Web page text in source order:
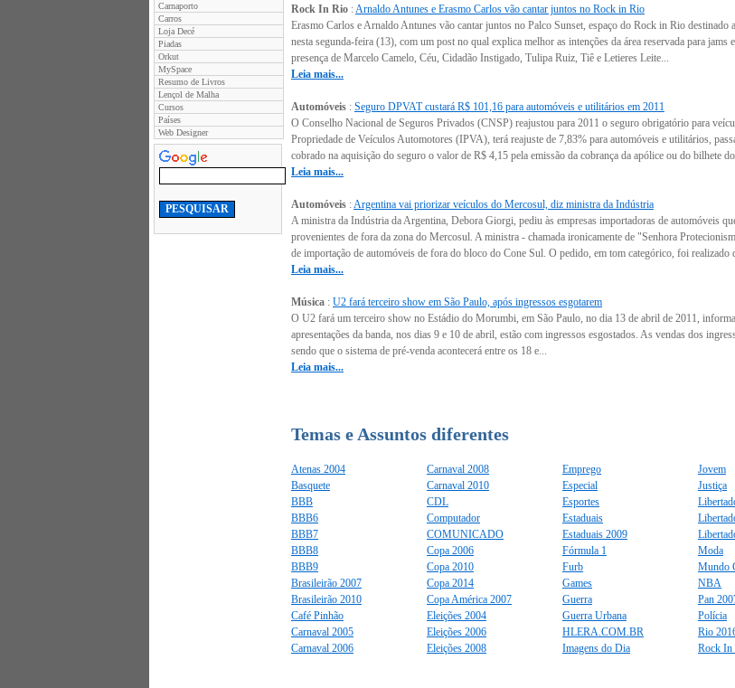
Carnaporto
Carros
Loja Decé
Piadas
Orkut
MySpace
Resumo de Livros
Lençol de Malha
Cursos
Países
Web Designer
Rock In Rio :Arnaldo Antunes e Erasmo Carlos vão cantar juntos no Rock in Rio
Erasmo Carlos e Arnaldo Antunes vão cantar juntos no Palco Sunset, espaço do Rock in Rio
nesta segunda-feira (13), com um post no qual explica melhor as intenções da área reservada para
presença de Marcelo Camelo, Céu, Cidadão Instigado, Tulipa Ruiz, Tiê e Letieres Leite...
Leia mais...
Automóveis : Seguro DPVAT custará R$ 101,16 para automóveis e utilitários em 2011
O Conselho Nacional de Seguros Privados (CNSP) reajustou para 2011 o seguro obrigatório para
Propriedade de Veículos Automotores (IPVA), terá reajuste de 7,83% para automóveis e utilitários,
cobrado na aquisição do seguro o valor de R$ 4,15 pela emissão da cobrança da apólice ou do bilhete
Leia mais...
Automóveis :Argentina vai priorizar veículos do Mercosul, diz ministra da Indústria
A ministra da Indústria da Argentina, Debora Giorgi, pediu às empresas importadoras de automóveis
provenientes de fora da zona do Mercosul. A ministra - chamada ironicamente de "Senhora
de importação de automóveis de fora do bloco do Cone Sul. O pedido, em tom categórico, foi realizado
Leia mais...
Música : U2 fará terceiro show em São Paulo, após ingressos esgotarem
O U2 fará um terceiro show no Estádio do Morumbi, em São Paulo, no dia 13 de abril de 2011,
apresentações da banda, nos dias 9 e 10 de abril, estão com ingressos esgostados. As vendas dos
sendo que o sistema de pré-venda acontecerá entre os 18 e...
Leia mais...
Temas e Assuntos diferentes
Atenas 2004
Basquete
BBB
BBB6
BBB7
BBB8
BBB9
Brasileirão 2007
Brasileirão 2010
Café Pinhão
Carnaval 2005
Carnaval 2006
Carnaval 2008
Carnaval 2010
CDL
Computador
COMUNICADO
Copa 2006
Copa 2010
Copa 2014
Copa América 2007
Eleições 2004
Eleições 2006
Eleições 2008
Emprego
Especial
Esportes
Estaduais
Estaduais 2009
Fórmula 1
Furb
Games
Guerra
Guerra Urbana
HLERA.COM.BR
Imagens do Dia
Jovem
Justiça
Moda
Mundo
NBA
Pan
Polícia
Rio
Rock In